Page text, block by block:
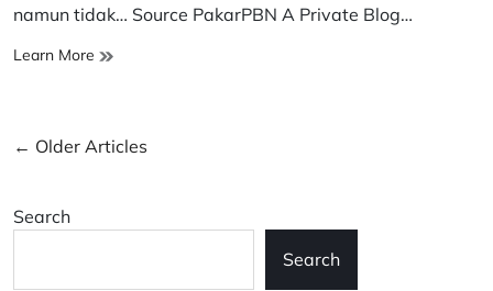
namun tidak… Source PakarPBN A Private Blog…
Learn More Bisakah
Dicegah?
Posts
← Older Articles
Search
Search